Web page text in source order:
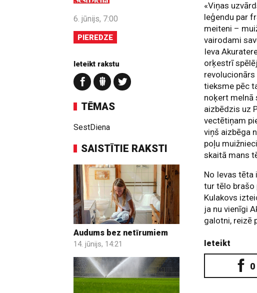
6. jūnijs, 7:00
PIEREDZE
Ieteikt rakstu
TĒMAS
SestDiena
SAISTĪTIE RAKSTI
Audums bez netīrumiem
14. jūnijs, 14:21
«Viņas
leģendu par
meiteni –
vairodami
Ieva
orķestrī
tieksme pēc
noķert melnā
aizbēdzis uz
vectētiņam
viņš aizbēga
poļu
skaitā mans
No Ievas
tur tēlo brašo
Kulakovs
ja nu vienīgi
galotni, reizē
Ieteikt
0